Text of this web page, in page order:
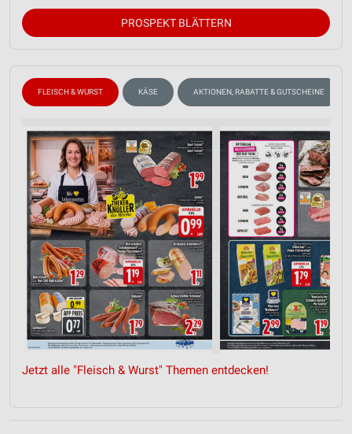
PROSPEKT BLÄTTERN
FLEISCH & WURST KÄSE AKTIONEN, RABATTE & GUTSCHEINE
Jetzt alle "Fleisch & Wurst" Themen entdecken!